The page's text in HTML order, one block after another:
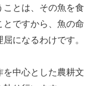
とは、その魚を食
ですから、魚の命
になるわけです。
中心とした農耕文